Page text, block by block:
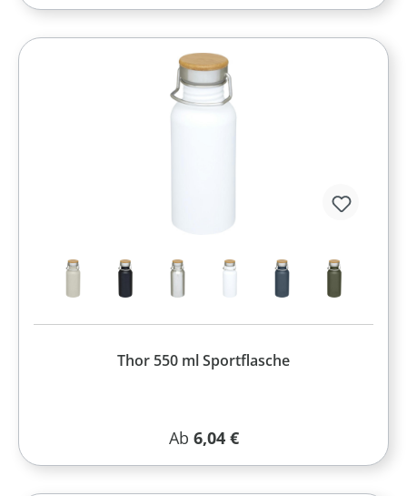
Thor 550 ml Sportflasche
Regulärer Preis:
Ab 6,04 €